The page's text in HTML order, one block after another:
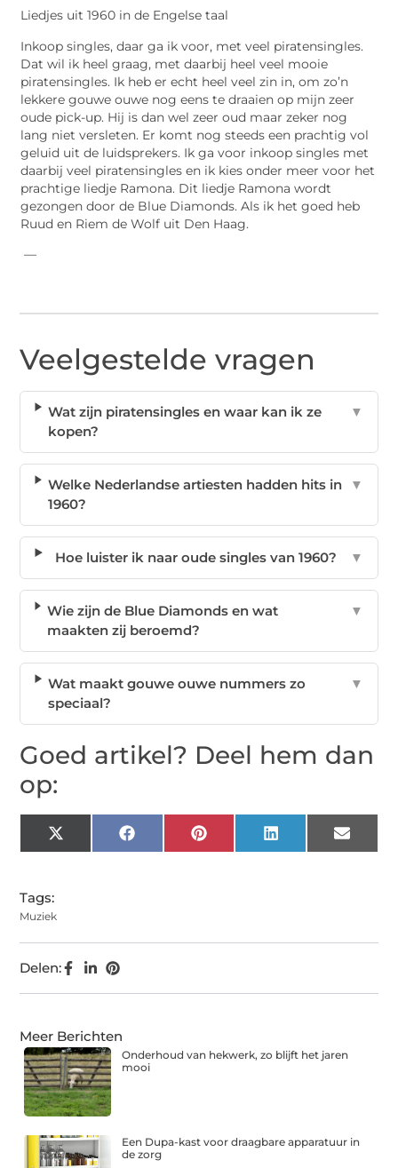
Liedjes uit 1960 in de Engelse taal
Inkoop singles, daar ga ik voor, met veel piratensingles.
Dat wil ik heel graag, met daarbij heel veel mooie
piratensingles. Ik heb er echt heel veel zin in, om zo’n
lekkere gouwe ouwe nog eens te draaien op mijn zeer
oude pick-up. Hij is dan wel zeer oud maar zeker nog
lang niet versleten. Er komt nog steeds een prachtig vol
geluid uit de luidsprekers. Ik ga voor inkoop singles met
daarbij veel piratensingles en ik kies onder meer voor het
prachtige liedje Ramona. Dit liedje Ramona wordt
gezongen door de Blue Diamonds. Als ik het goed heb
Ruud en Riem de Wolf uit Den Haag.
—
Veelgestelde vragen
Wat zijn piratensingles en waar kan ik ze
kopen?
▼
Welke Nederlandse artiesten hadden hits in
1960?
▼
Hoe luister ik naar oude singles van 1960? ▼
Wie zijn de Blue Diamonds en wat
maakten zij beroemd?
▼
Wat maakt gouwe ouwe nummers zo
speciaal?
▼
Goed artikel? Deel hem dan
op:
X
(Twitter)
Facebook Pinterest LinkedIn Email
Tags:
Muziek
Delen:
Meer Berichten
Onderhoud van hekwerk, zo blijft het jaren
mooi
Een Dupa-kast voor draagbare apparatuur in
de zorg